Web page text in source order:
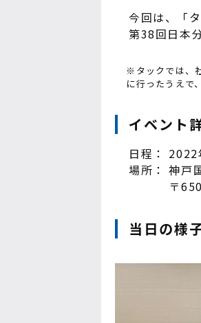
今回は、「
第38回日本
※タックでは、
に行ったうえで
イベント
日程：
場所： 神
〒650-
当日の様